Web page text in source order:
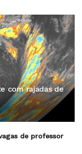
com rajadas de
de professor